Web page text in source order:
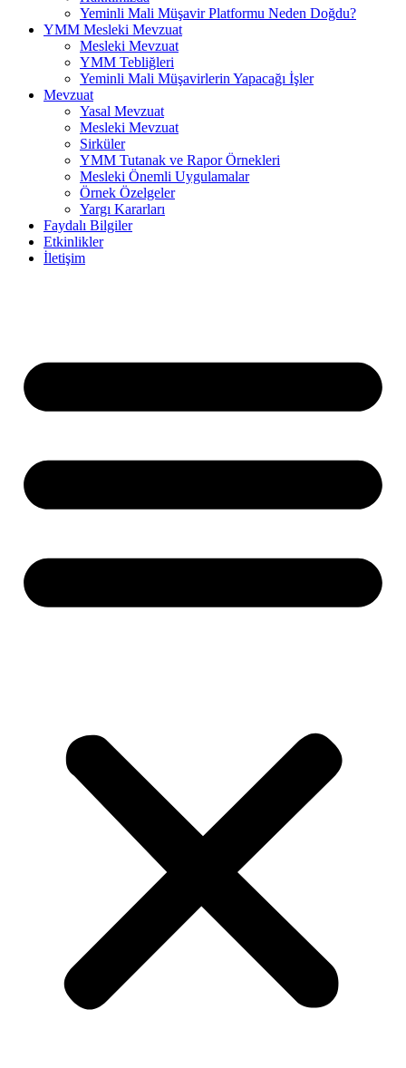
Yeminli Mali Müşavir Platformu Neden Doğdu?
YMM Mesleki Mevzuat
Mesleki Mevzuat
YMM Tebliğleri
Yeminli Mali Müşavirlerin Yapacağı İşler
Mevzuat
Yasal Mevzuat
Mesleki Mevzuat
Sirküler
YMM Tutanak ve Rapor Örnekleri
Mesleki Önemli Uygulamalar
Örnek Özelgeler
Yargı Kararları
Faydalı Bilgiler
Etkinlikler
İletişim